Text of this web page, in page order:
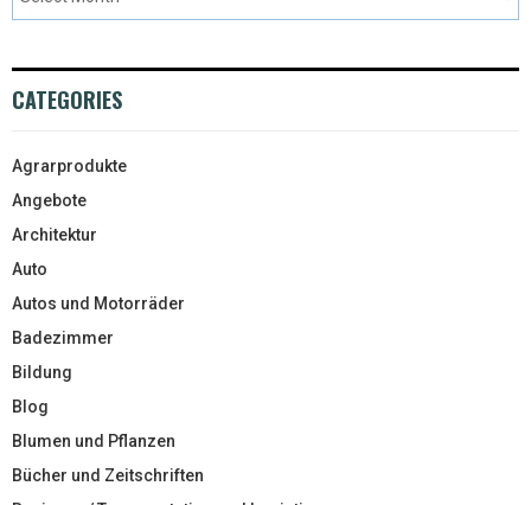
CATEGORIES
Agrarprodukte
Angebote
Architektur
Auto
Autos und Motorräder
Badezimmer
Bildung
Blog
Blumen und Pflanzen
Bücher und Zeitschriften